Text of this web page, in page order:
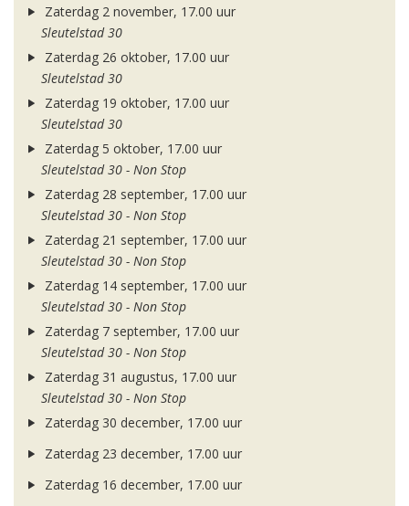
Zaterdag 2 november, 17.00 uur
Sleutelstad 30
Zaterdag 26 oktober, 17.00 uur
Sleutelstad 30
Zaterdag 19 oktober, 17.00 uur
Sleutelstad 30
Zaterdag 5 oktober, 17.00 uur
Sleutelstad 30 - Non Stop
Zaterdag 28 september, 17.00 uur
Sleutelstad 30 - Non Stop
Zaterdag 21 september, 17.00 uur
Sleutelstad 30 - Non Stop
Zaterdag 14 september, 17.00 uur
Sleutelstad 30 - Non Stop
Zaterdag 7 september, 17.00 uur
Sleutelstad 30 - Non Stop
Zaterdag 31 augustus, 17.00 uur
Sleutelstad 30 - Non Stop
Zaterdag 30 december, 17.00 uur
Zaterdag 23 december, 17.00 uur
Zaterdag 16 december, 17.00 uur